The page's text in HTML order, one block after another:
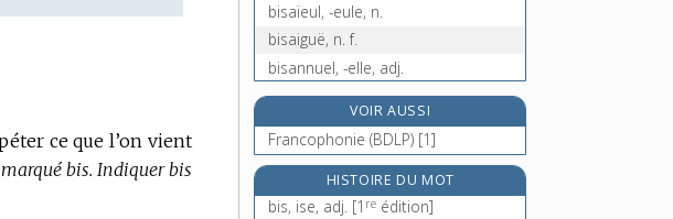
ce que l’on vient
bis. Indiquer bis
bisaïeul, -eule, n.
bisaiguë, n. f.
bisannuel, -elle, adj.
bisbille, n. f.
biscaïen, -enne, adj. et n.
biscayen, -enne, adj. et n.
biscornu, -ue, adj.
biscotin, n. m.
VOIR AUSSI
Francophonie (BDLP) [1]
HISTOIRE DU MOT
bis, ise, adj. [1 re édition]